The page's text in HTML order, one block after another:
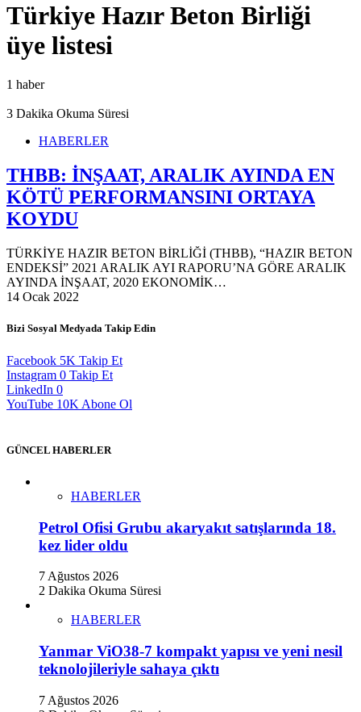
Türkiye Hazır Beton Birliği
üye listesi
1 haber
3 Dakika Okuma Süresi
HABERLER
THBB: İNŞAAT, ARALIK AYINDA EN
KÖTÜ PERFORMANSINI ORTAYA
KOYDU
TÜRKİYE HAZIR BETON BİRLİĞİ (THBB), “HAZIR BETON
ENDEKSİ” 2021 ARALIK AYI RAPORU’NA GÖRE ARALIK
AYINDA İNŞAAT, 2020 EKONOMİK…
14 Ocak 2022
Bizi Sosyal Medyada Takip Edin
Facebook 5K Takip Et
Instagram 0 Takip Et
LinkedIn 0
YouTube 10K Abone Ol
GÜNCEL HABERLER
HABERLER
Petrol Ofisi Grubu akaryakıt satışlarında 18.
kez lider oldu
7 Ağustos 2026
2 Dakika Okuma Süresi
HABERLER
Yanmar ViO38-7 kompakt yapısı ve yeni nesil
teknolojileriyle sahaya çıktı
7 Ağustos 2026